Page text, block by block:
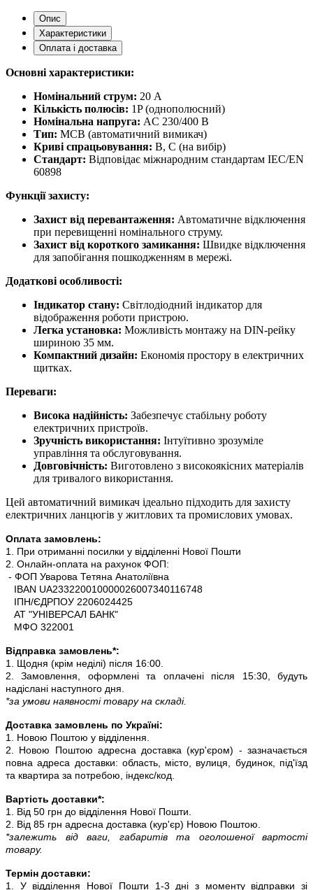
Опис
Характеристики
Оплата і доставка
Основні характеристики:
Номінальний струм: 20 А
Кількість полюсів: 1P (однополюсний)
Номінальна напруга: AC 230/400 В
Тип: MCB (автоматичний вимикач)
Криві спрацьовування: B, C (на вибір)
Стандарт: Відповідає міжнародним стандартам IEC/EN
60898
Функції захисту:
Захист від перевантаження: Автоматичне відключення
при перевищенні номінального струму.
Захист від короткого замикання: Швидке відключення
для запобігання пошкодженням в мережі.
Додаткові особливості:
Індикатор стану: Світлодіодний індикатор для
відображення роботи пристрою.
Легка установка: Можливість монтажу на DIN-рейку
шириною 35 мм.
Компактний дизайн: Економія простору в електричних
щитках.
Переваги:
Висока надійність: Забезпечує стабільну роботу
електричних пристроїв.
Зручність використання: Інтуїтивно зрозуміле
управління та обслуговування.
Довговічність: Виготовлено з високоякісних матеріалів
для тривалого використання.
Цей автоматичний вимикач ідеально підходить для захисту
електричних ланцюгів у житлових та промислових умовах.
Оплата замовлень:
1. При отриманні посилки у відділенні Нової Пошти
2. Онлайн-оплата на рахунок ФОП:
- ФОП Уварова Тетяна Анатоліївна
IBAN UA233220010000026007340116748
ІПН/ЄДРПОУ 2206024425
АТ "УНІВЕРСАЛ БАНК"
МФО 322001
Відправка замовлень*:
1. Щодня (крім неділі) після 16:00.
2. Замовлення, оформлені та оплачені після 15:30, будуть
надіслані наступного дня.
*за умови наявності товару на складі.
Доставка замовлень по Україні:
1. Новою Поштою у відділення.
2. Новою Поштою адресна доставка (кур'єром) - зазначається
повна адреса доставки: область, місто, вулиця, будинок, під'їзд
та квартира за потребою, індекс/код.
Вартість доставки*:
1. Від 50 грн до відділення Нової Пошти.
2. Від 85 грн адресна доставка (кур'єр) Новою Поштою.
*залежить від ваги, габаритів та оголошеної вартості
товару.
Термін доставки:
1. У відділення Нової Пошти 1-3 дні з моменту відправки зі